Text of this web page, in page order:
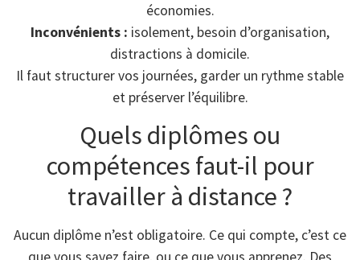
économies.
Inconvénients : isolement, besoin d’organisation,
distractions à domicile.
Il faut structurer vos journées, garder un rythme stable
et préserver l’équilibre.
Quels diplômes ou
compétences faut-il pour
travailler à distance ?
Aucun diplôme n’est obligatoire. Ce qui compte, c’est ce